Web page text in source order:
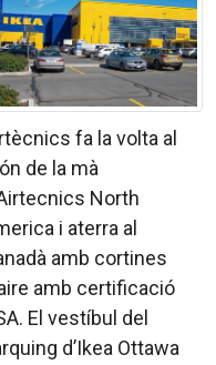
fa la volta al
de la mà
North
i aterra al
amb cortines
amb certificació
El vestíbul del
d’Ikea Ottawa